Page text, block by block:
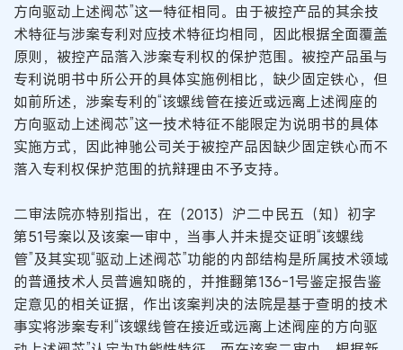
方向驱动上述阀芯”这一特征相同。由于被控产品的其余技
术特征与涉案专利对应技术特征均相同，因此根据全面覆盖
原则，被控产品落入涉案专利权的保护范围。被控产品虽与
专利说明书中所公开的具体实施例相比，缺少固定铁心，但
如前所述，涉案专利的“该螺线管在接近或远离上述阀座的
方向驱动上述阀芯”这一技术特征不能限定为说明书的具体
实施方式，因此神驰公司关于被控产品因缺少固定铁心而不
落入专利权保护范围的抗辩理由不予支持。
二审法院亦特别指出，在（2013）沪二中民五（知）初字
第51号案以及该案一审中，当事人并未提交证明“该螺线
管”及其实现“驱动上述阀芯”功能的内部结构是所属技术领域
的普通技术人员普遍知晓的，并推翻第136-1号鉴定报告鉴
定意见的相关证据，作出该案判决的法院是基于查明的技术
事实将涉案专利“该螺线管在接近或远离上述阀座的方向驱